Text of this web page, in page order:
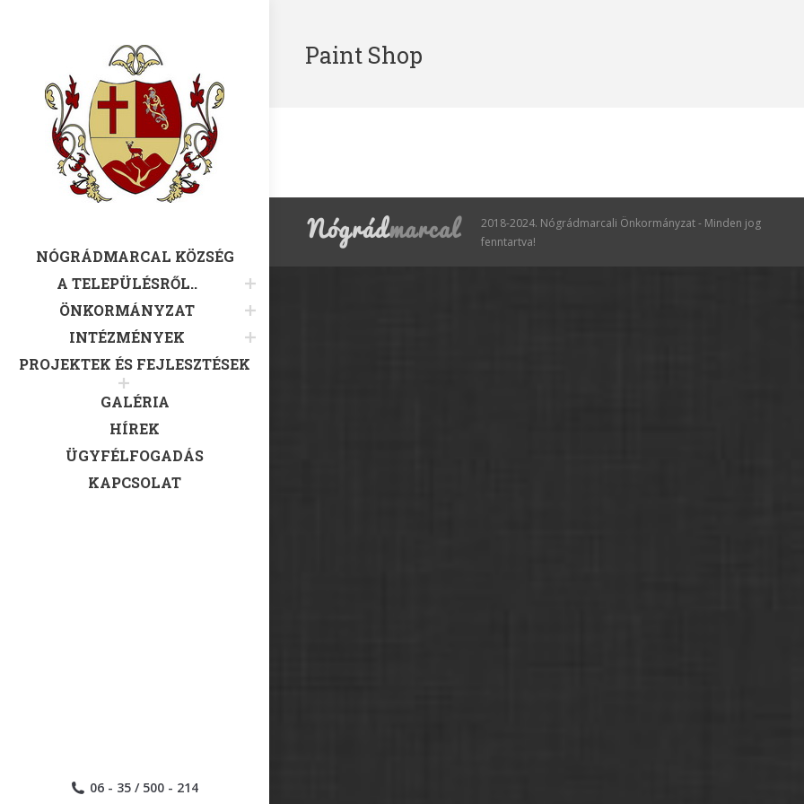
NÓGRÁDMARCAL KÖZSÉG
A TELEPÜLÉSRŐL..
ÖNKORMÁNYZAT
INTÉZMÉNYEK
PROJEKTEK ÉS FEJLESZTÉSEK
GALÉRIA
HÍREK
ÜGYFÉLFOGADÁS
KAPCSOLAT
06 - 35 / 500 - 214
Paint Shop
2018-2024. Nógrádmarcali Önkormányzat - Minden jog
fenntartva!